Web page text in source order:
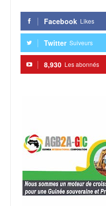
Facebook Likes
Twitter Suiveurs
8,930 Les abonnés